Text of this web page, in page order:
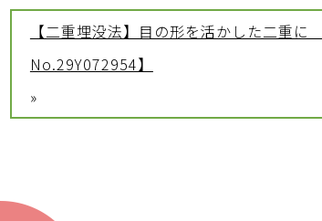
【二重埋没法】目の形を活かした二重
No.29Y072954】
»